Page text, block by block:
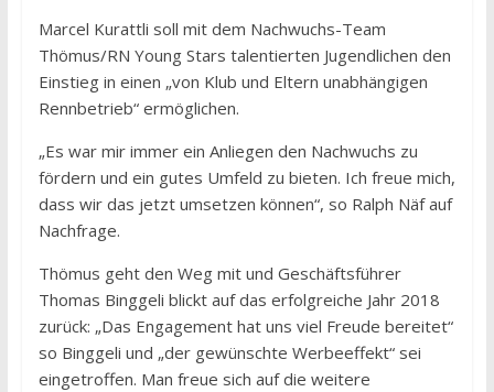
Marcel Kurattli soll mit dem Nachwuchs-Team
Thömus/RN Young Stars talentierten Jugendlichen den
Einstieg in einen „von Klub und Eltern unabhängigen
Rennbetrieb“ ermöglichen.
„Es war mir immer ein Anliegen den Nachwuchs zu
fördern und ein gutes Umfeld zu bieten. Ich freue mich,
dass wir das jetzt umsetzen können“, so Ralph Näf auf
Nachfrage.
Thömus geht den Weg mit und Geschäftsführer
Thomas Binggeli blickt auf das erfolgreiche Jahr 2018
zurück: „Das Engagement hat uns viel Freude bereitet“
so Binggeli und „der gewünschte Werbeeffekt“ sei
eingetroffen. Man freue sich auf die weitere